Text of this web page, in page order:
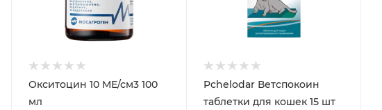
Окситоцин 10 МЕ/см3 100
мл
Pchelodar Ветспокоин
таблетки для кошек 15 шт